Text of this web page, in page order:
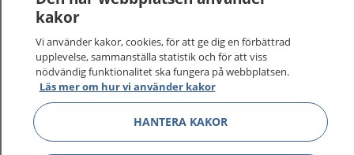
På 1177.se får du råd om hälsa och information om
sjukdomar och vilka mottagningar du kan kontakta.
Logga in för att läsa din journal och göra dina
vårdärenden. Ring telefonnummer 1177 för
sjukvårdsrådgivning dygnet runt.
1177 ger dig råd när du vill må bättre.
kakor
Vi använder kakor, cookies, för att ge dig en förbättrad
upplevelse, sammanställa statistik och för att viss
nödvändig funktionalitet ska fungera på webbplatsen.
Läs mer om hur vi använder kakor
HANTERA KAKOR